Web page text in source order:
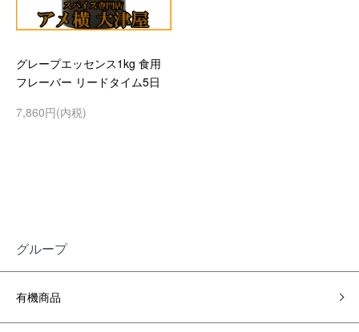
グレープエッセンス1kg 食用
フレーバー リードタイム5日
7,860円(内税)
グループ
有機商品